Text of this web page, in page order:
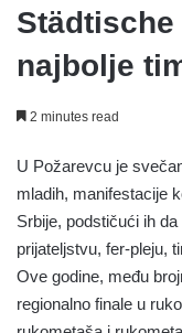
najbolje
2 minutes read
U Požarevcu je
mladih, manifestacije
Srbije, podstičući ih
prijateljstvu, fer-pleju,
Ove godine, među
regionalno finale u